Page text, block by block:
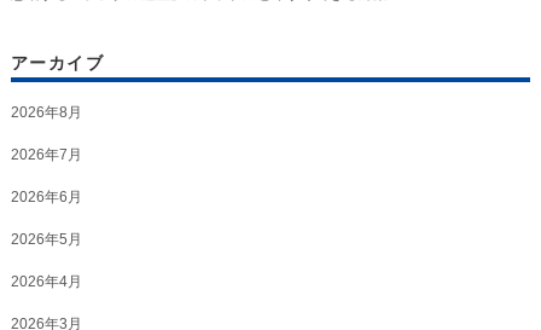
アーカイブ
2026年8月
2026年7月
2026年6月
2026年5月
2026年4月
2026年3月